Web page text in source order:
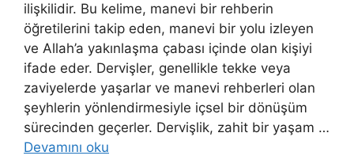
ilişkilidir. Bu kelime, manevi bir rehberin
öğretilerini takip eden, manevi bir yolu izleyen
ve Allah’a yakınlaşma çabası içinde olan kişiyi
ifade eder. Dervişler, genellikle tekke veya
zaviyelerde yaşarlar ve manevi rehberleri olan
şeyhlerin yönlendirmesiyle içsel bir dönüşüm
sürecinden geçerler. Dervişlik, zahit bir yaşam …
Devamını oku